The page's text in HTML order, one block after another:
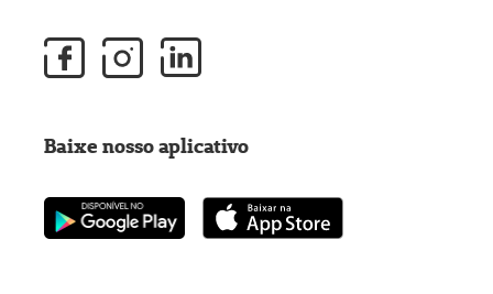
Baixe nosso aplicativo